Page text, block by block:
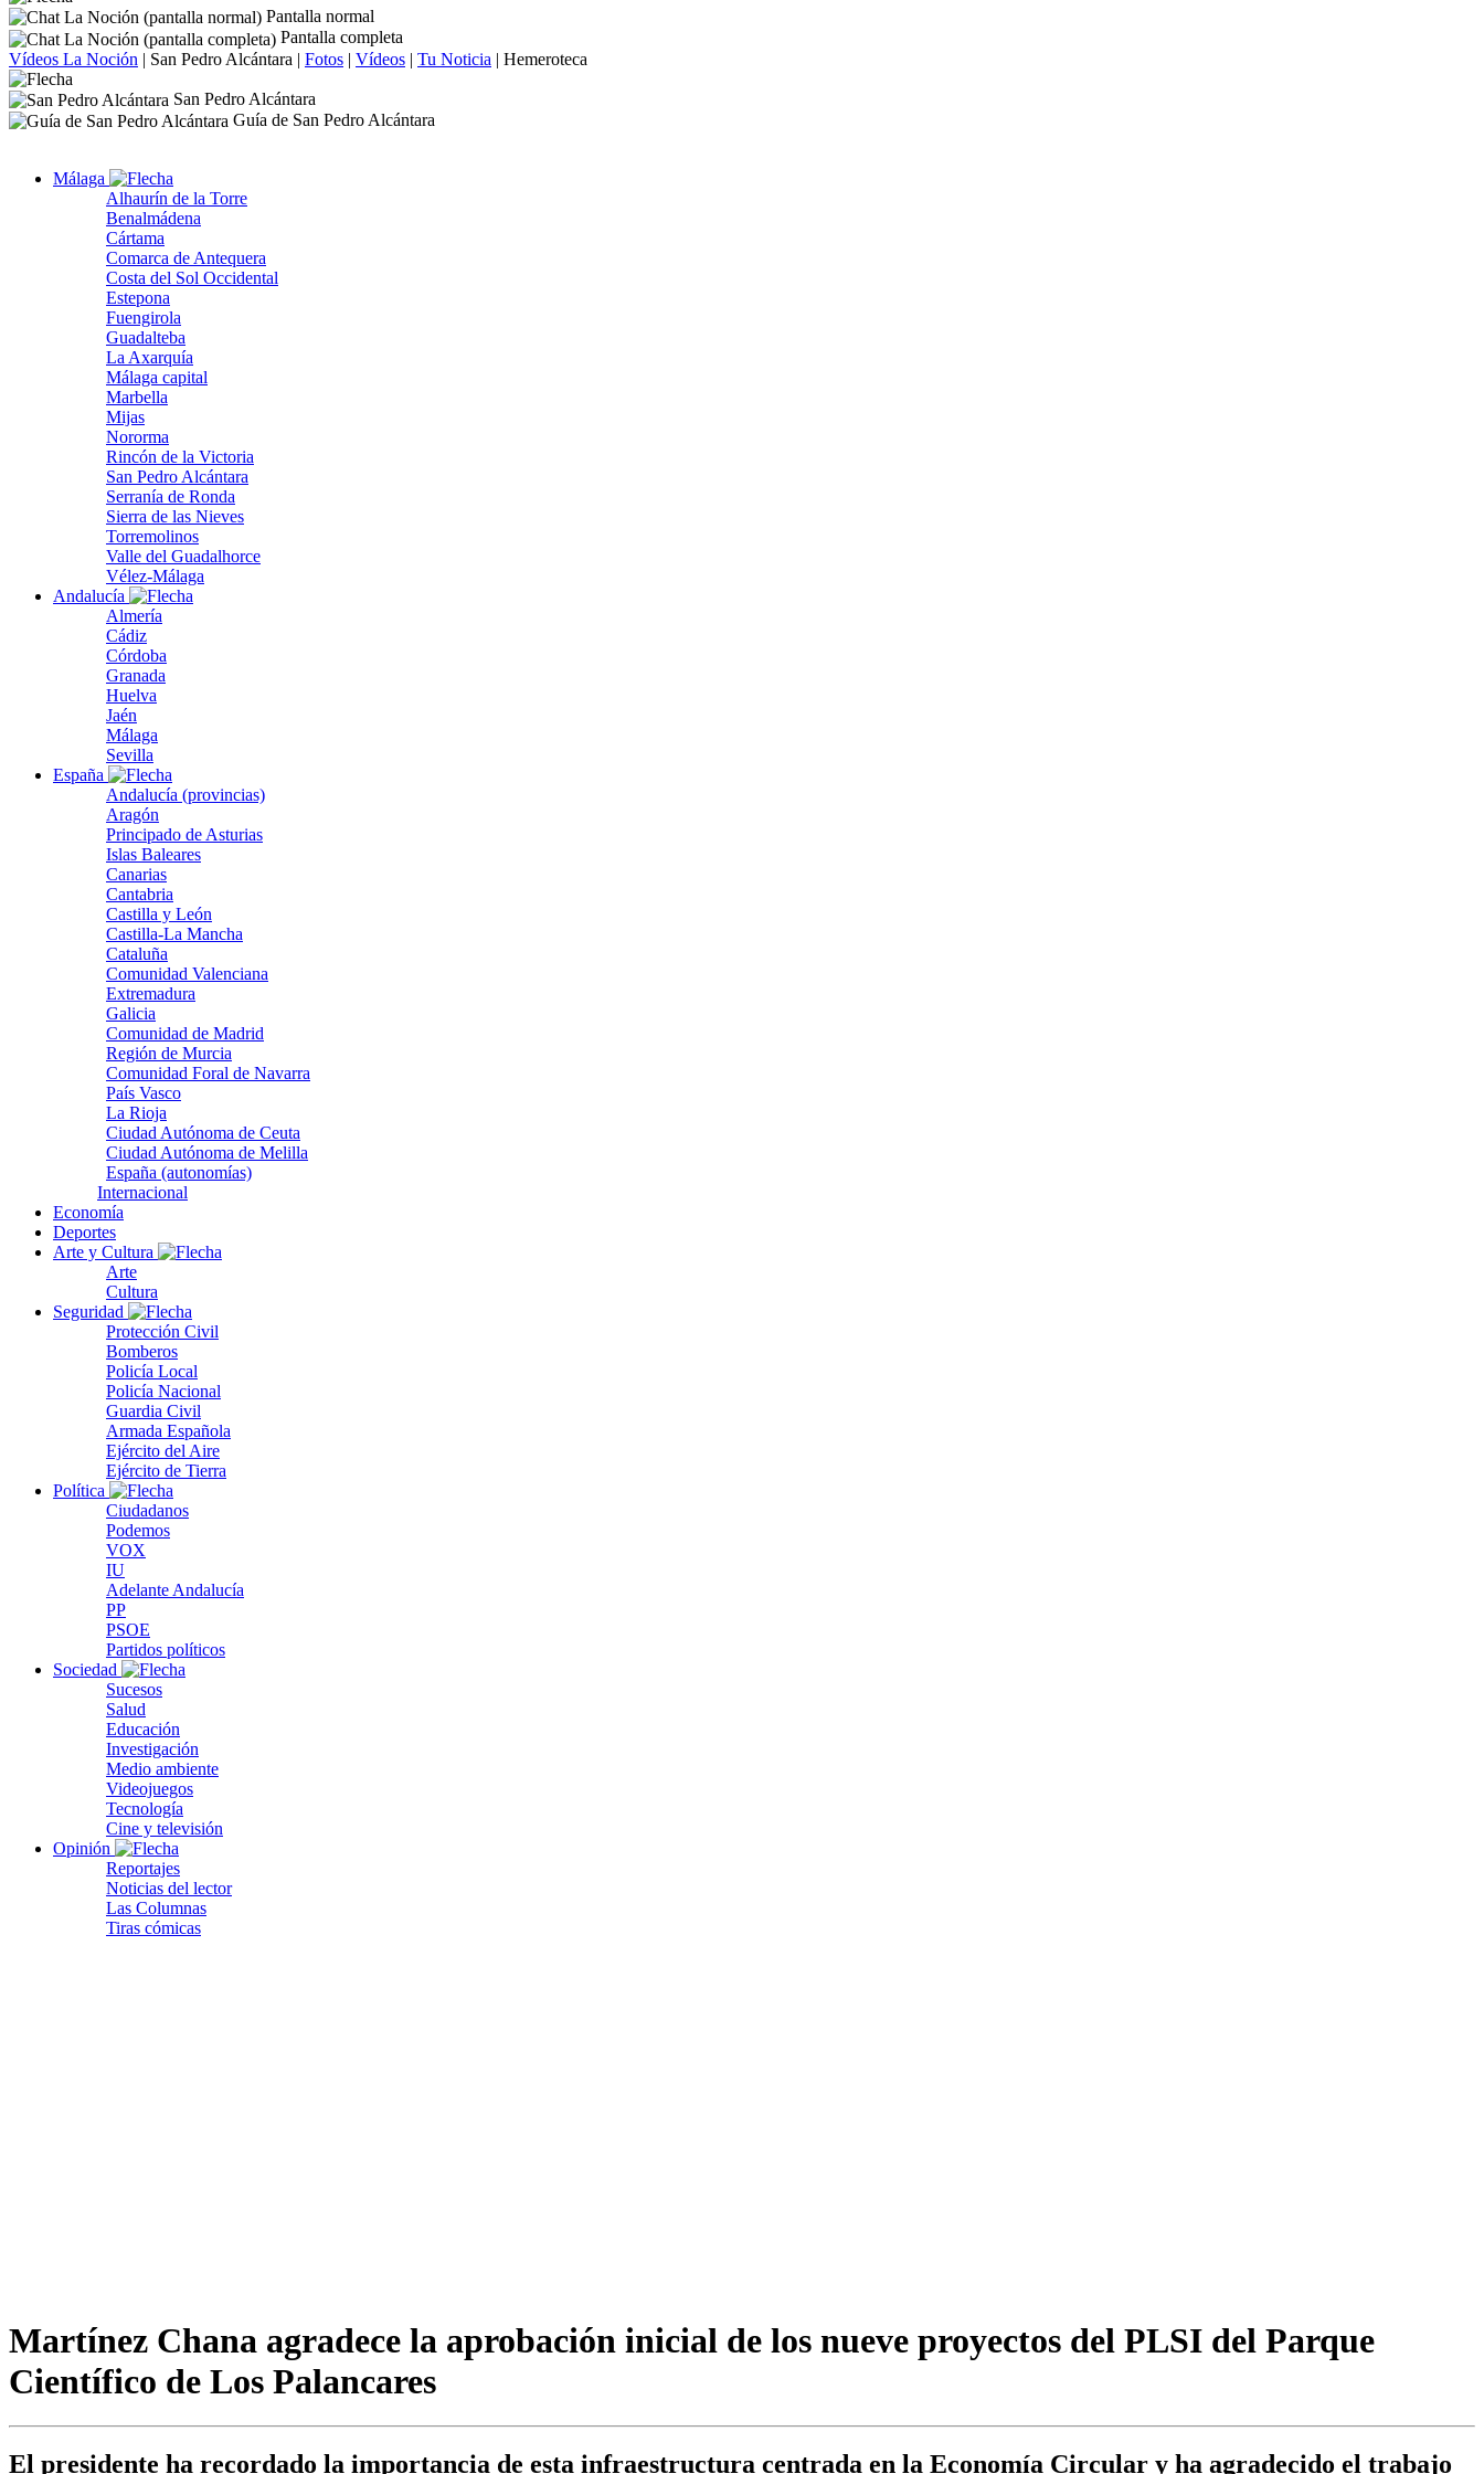
Pantalla normal
Pantalla completa
Vídeos La Noción | San Pedro Alcántara | Fotos | Vídeos | Tu Noticia | Hemeroteca
San Pedro Alcántara
Guía de San Pedro Alcántara
Málaga
Alhaurín de la Torre
Benalmádena
Cártama
Comarca de Antequera
Costa del Sol Occidental
Estepona
Fuengirola
Guadalteba
La Axarquía
Málaga capital
Marbella
Mijas
Nororma
Rincón de la Victoria
San Pedro Alcántara
Serranía de Ronda
Sierra de las Nieves
Torremolinos
Valle del Guadalhorce
Vélez-Málaga
Andalucía
Almería
Cádiz
Córdoba
Granada
Huelva
Jaén
Málaga
Sevilla
España
Andalucía (provincias)
Aragón
Principado de Asturias
Islas Baleares
Canarias
Cantabria
Castilla y León
Castilla-La Mancha
Cataluña
Comunidad Valenciana
Extremadura
Galicia
Comunidad de Madrid
Región de Murcia
Comunidad Foral de Navarra
País Vasco
La Rioja
Ciudad Autónoma de Ceuta
Ciudad Autónoma de Melilla
España (autonomías)
Internacional
Economía
Deportes
Arte y Cultura
Arte
Cultura
Seguridad
Protección Civil
Bomberos
Policía Local
Policía Nacional
Guardia Civil
Armada Española
Ejército del Aire
Ejército de Tierra
Política
Ciudadanos
Podemos
VOX
IU
Adelante Andalucía
PP
PSOE
Partidos políticos
Sociedad
Sucesos
Salud
Educación
Investigación
Medio ambiente
Videojuegos
Tecnología
Cine y televisión
Opinión
Reportajes
Noticias del lector
Las Columnas
Tiras cómicas
Martínez Chana agradece la aprobación inicial de los nueve proyectos del PLSI del Parque
Científico de Los Palancares
El presidente ha recordado la importancia de esta infraestructura centrada en la Economía Circular y ha agradecido el trabajo